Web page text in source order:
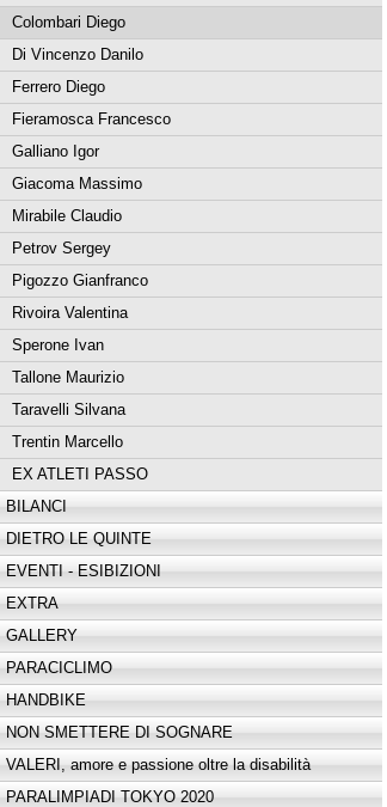
Colombari Diego
Di Vincenzo Danilo
Ferrero Diego
Fieramosca Francesco
Galliano Igor
Giacoma Massimo
Mirabile Claudio
Petrov Sergey
Pigozzo Gianfranco
Rivoira Valentina
Sperone Ivan
Tallone Maurizio
Taravelli Silvana
Trentin Marcello
EX ATLETI PASSO
BILANCI
DIETRO LE QUINTE
EVENTI - ESIBIZIONI
EXTRA
GALLERY
PARACICLIMO
HANDBIKE
NON SMETTERE DI SOGNARE
VALERI, amore e passione oltre la disabilità
PARALIMPIADI TOKYO 2020